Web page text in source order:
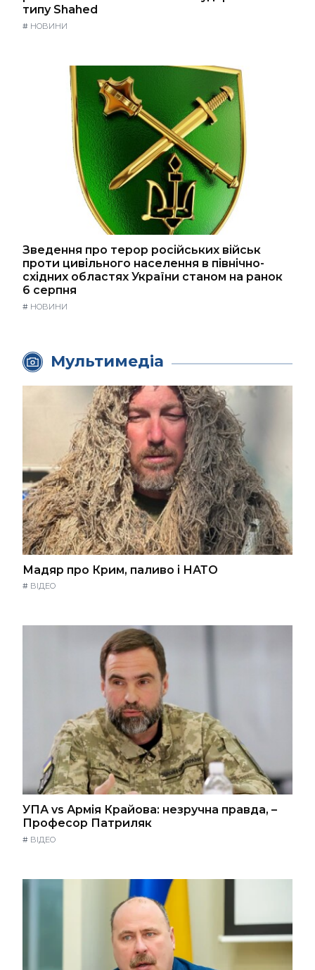
типу Shahed
# НОВИНИ
Зведення про терор російських військ
проти цивільного населення в північно-
східних областях України станом на ранок
6 серпня
# НОВИНИ
Мультимедіа
Мадяр про Крим, паливо і НАТО
# ВІДЕО
УПА vs Армія Крайова: незручна правда, –
Професор Патриляк
# ВІДЕО